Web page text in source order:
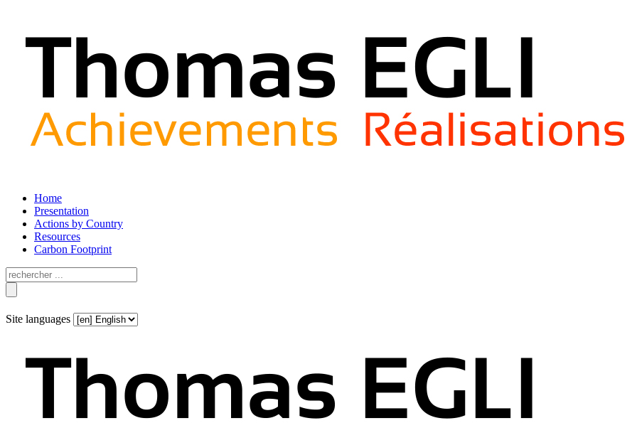
Home
Presentation
Actions by Country
Resources
Carbon Footprint
Site languages